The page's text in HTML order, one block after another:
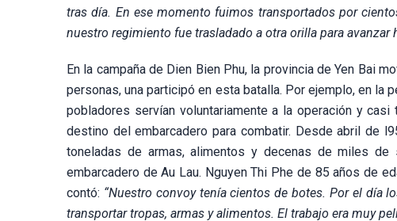
tras día. En ese momento fuimos transportados por
nuestro regimiento fue trasladado a otra orilla para avanzar
En la campaña de Dien Bien Phu, la provincia de Yen Bai
personas, una participó en esta batalla. Por ejemplo, en la
pobladores servían voluntariamente a la operación y
destino del embarcadero para combatir. Desde abril de
toneladas de armas, alimentos y decenas de miles
embarcadero de Au Lau. Nguyen Thi Phe de 85 años de
contó: “Nuestro convoy tenía cientos de botes. Por el día
transportar tropas, armas y alimentos. El trabajo era muy